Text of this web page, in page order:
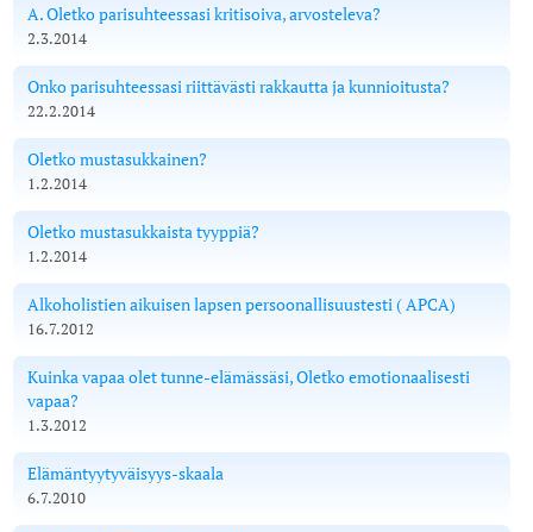
A. Oletko parisuhteessasi kritisoiva, arvosteleva?
2.3.2014
Onko parisuhteessasi riittävästi rakkautta ja kunnioitusta?
22.2.2014
Oletko mustasukkainen?
1.2.2014
Oletko mustasukkaista tyyppiä?
1.2.2014
Alkoholistien aikuisen lapsen persoonallisuustesti ( APCA)
16.7.2012
Kuinka vapaa olet tunne-elämässäsi, Oletko emotionaalisesti
vapaa?
1.3.2012
Elämäntyytyväisyys-skaala
6.7.2010